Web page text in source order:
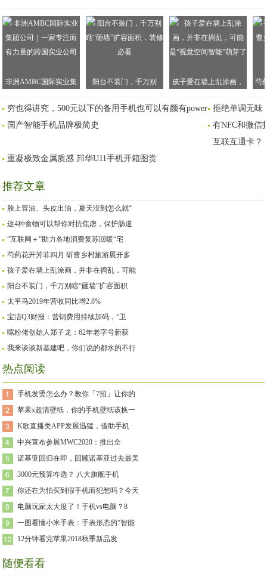
非洲AMBC国际实业集
团公司｜一家专注而有
力量的跨国实业公司
阳台不装门，千万别
瞎“砸墙”扩容面积，装修
必看
孩子爱在墙上乱涂画，
并非在捣乱，可能是“视
觉空间智能”萌芽了
芍
乡
穷也得讲究，500元以下的备用手机也可以有颜有power
拒绝单调无味
国产智能手机品牌极简史
有NFC和微信
互联互通卡？
重凝极致金属质感 邦华U11手机开箱图赏
推荐文章
脸上冒油、头皮出油，夏天没到怎么就“
这4种食物可以帮你对抗焦虑，保护肠道
“互联网＋”助力各地消费复苏回暖“宅
芍药花开芳菲四月 斫曹乡村旅游展开多
孩子爱在墙上乱涂画，并非在捣乱，可能
阳台不装门，千万别瞎“砸墙”扩容面积
太平鸟2019年营收同比增2.8%
宝洁Q3财报：营销费用持续加码，“卫
嗦粉佬创始人郑子龙：62年老字号新获
我来谈谈新基建吧，你们说的都水的不行
热点阅读
手机发烫怎么办？教你「7招」让你的
苹果x超清壁纸，你的手机壁纸该换一
K歌直播类APP发展迅猛，借助手机
中兴宣布参展MWC2020：推出全
诺基亚回归在即，回顾诺基亚过去最美
3000元预算咋选？ 八大旗舰手机
你还在为怕买到假手机而犯愁吗？今天
电脑玩家太大度了！手机vs电脑？8
一图看懂小米手表：手表形态的“智能
12分钟看完苹果2018秋季新品发
随便看看